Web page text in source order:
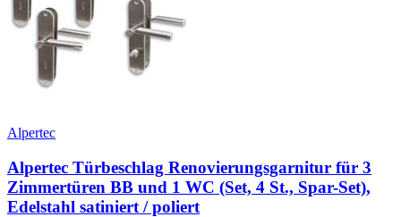
Alpertec
Alpertec Türbeschlag Renovierungsgarnitur für 3
Zimmertüren BB und 1 WC (Set, 4 St., Spar-Set),
Edelstahl satiniert / poliert